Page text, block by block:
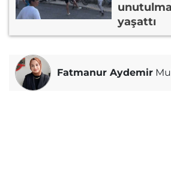
yaşattı
Fatmanur Aydemir